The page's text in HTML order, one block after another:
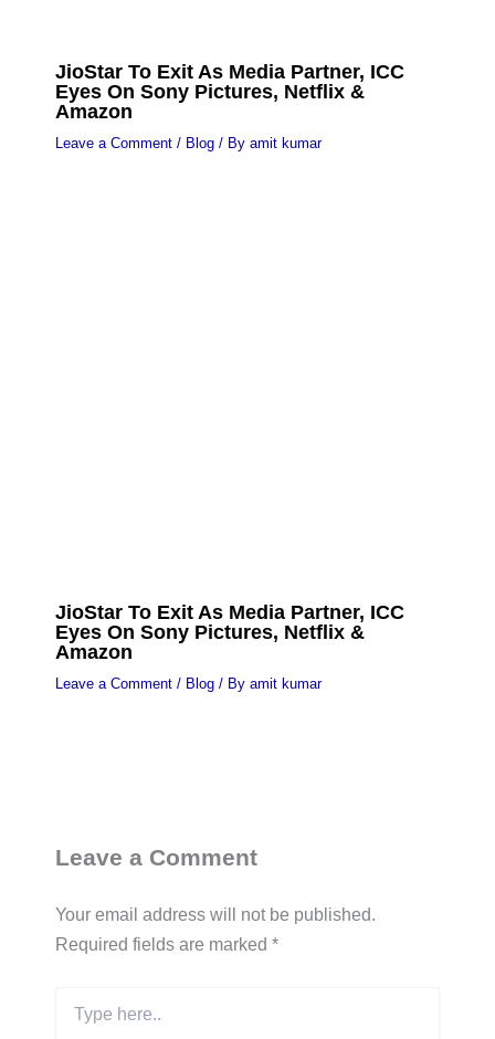
JioStar To Exit As Media Partner, ICC
Eyes On Sony Pictures, Netflix &
Amazon
Leave a Comment / Blog/ By amit kumar
JioStar To Exit As Media Partner, ICC
Eyes On Sony Pictures, Netflix &
Amazon
Leave a Comment / Blog/ By amit kumar
Leave a Comment
Your email address will not be published.
Required fields are marked *
here..